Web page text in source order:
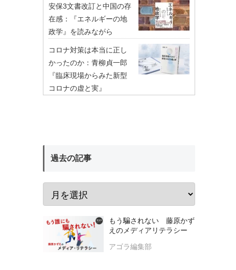
安保3文書改訂と中国の存
在感：『エネルギーの地
政学』を読みながら
コロナ対策は本当に正し
かったのか：青柳貞一郎
『臨床現場からみた新型
コロナの虚と実』
過去の記事
もう騙されない 藤原かず
えのメディアリテラシー
アゴラ編集部